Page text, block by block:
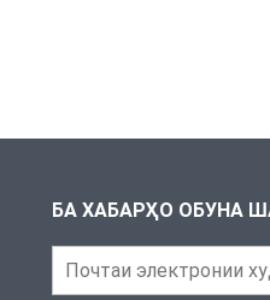
БА ХАБАРҲО ОБУНА